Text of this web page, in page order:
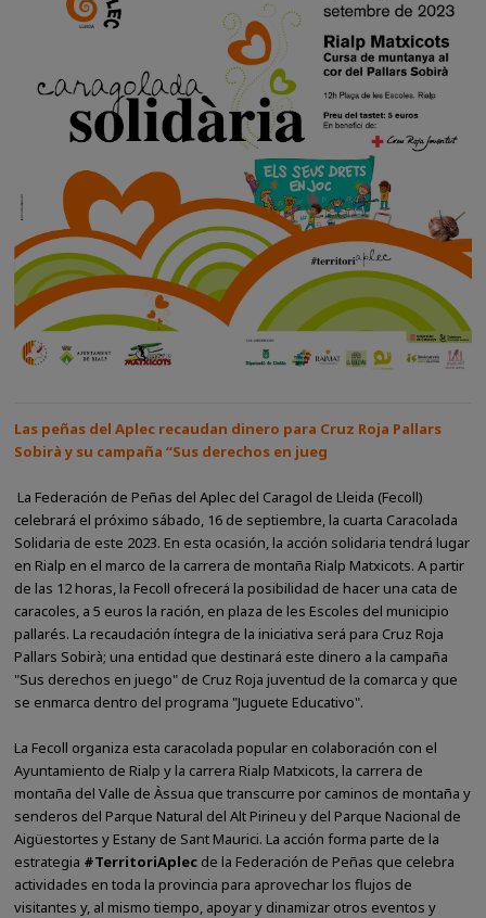
Las peñas del Aplec recaudan dinero para Cruz Roja Pallars
Sobirà y su campaña “Sus derechos en jueg
La Federación de Peñas del Aplec del Caragol de Lleida (Fecoll)
celebrará el próximo sábado, 16 de septiembre, la cuarta Caracolada
Solidaria de este 2023. En esta ocasión, la acción solidaria tendrá lugar
en Rialp en el marco de la carrera de montaña Rialp Matxicots. A partir
de las 12 horas, la Fecoll ofrecerá la posibilidad de hacer una cata de
caracoles, a 5 euros la ración, en plaza de les Escoles del municipio
pallarés. La recaudación íntegra de la iniciativa será para Cruz Roja
Pallars Sobirà; una entidad que destinará este dinero a la campaña
"Sus derechos en juego" de Cruz Roja juventud de la comarca y que
se enmarca dentro del programa "Juguete Educativo".
La Fecoll organiza esta caracolada popular en colaboración con el
Ayuntamiento de Rialp y la carrera Rialp Matxicots, la carrera de
montaña del Valle de Àssua que transcurre por caminos de montaña y
senderos del Parque Natural del Alt Pirineu y del Parque Nacional de
Aigüestortes y Estany de Sant Maurici. La acción forma parte de la
estrategia #TerritoriAplec de la Federación de Peñas que celebra
actividades en toda la provincia para aprovechar los flujos de
visitantes y, al mismo tiempo, apoyar y dinamizar otros eventos y